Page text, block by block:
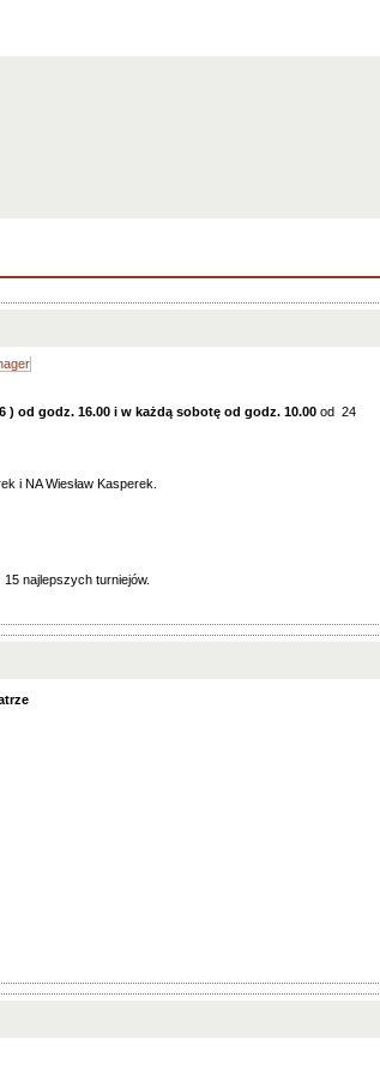
) od godz. 16.00 i w każdą sobotę od godz. 10.00 od 24
i NA Wiesław Kasperek.
najlepszych turniejów.